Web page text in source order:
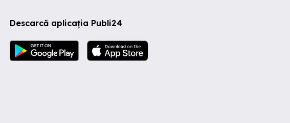
Descarcă aplicația Publi24